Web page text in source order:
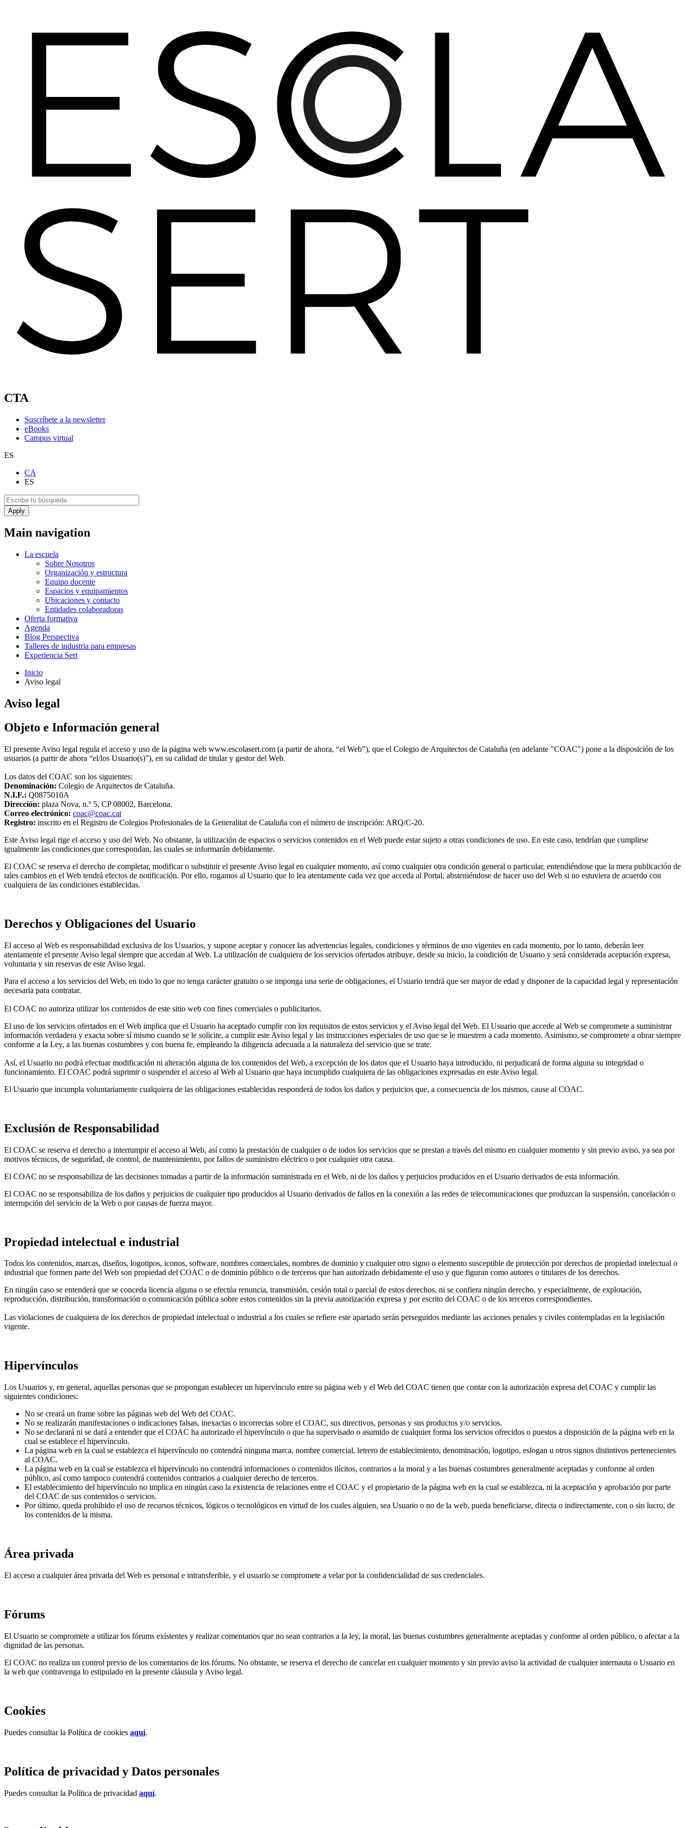
CTA
Suscríbete a la newsletter
eBooks
Campus virtual
ES
CA
ES
Main navigation
La escuela
Sobre Nosotros
Organización y estructura
Equipo docente
Espacios y equipamientos
Ubicaciones y contacto
Entidades colaboradoras
Oferta formativa
Agenda
Blog Perspectiva
Talleres de industria para empresas
Experiencia Sert
Inicio
Aviso legal
Aviso legal
Objeto e Información general
El presente Aviso legal regula el acceso y uso de la página web www.escolasert.com (a partir de ahora, “el Web”), que el Colegio de Arquitectos de Cataluña (en adelante "COAC") pone a la disposición de los
usuarios (a partir de ahora “el/los Usuario(s)”), en su calidad de titular y gestor del Web.
Los datos del COAC son los siguientes:
Denominación: Colegio de Arquitectos de Cataluña.
N.I.F.: Q0875010A
Dirección: plaza Nova, n.º 5, CP 08002, Barcelona.
Correo electrónico: coac@coac.cat
Registro: inscrito en el Registro de Colegios Profesionales de la Generalitat de Cataluña con el número de inscripción: ARQ/C-20.
Este Aviso legal rige el acceso y uso del Web. No obstante, la utilización de espacios o servicios contenidos en el Web puede estar sujeto a otras condiciones de uso. En este caso, tendrían que cumplirse
igualmente las condiciones que correspondan, las cuales se informarán debidamente.
El COAC se reserva el derecho de completar, modificar o substituir el presente Aviso legal en cualquier momento, así como cualquier otra condición general o particular, entendiéndose que la mera publicación de
tales cambios en el Web tendrá efectos de notificación. Por ello, rogamos al Usuario que lo lea atentamente cada vez que acceda al Portal, absteniéndose de hacer uso del Web si no estuviera de acuerdo con
cualquiera de las condiciones establecidas.
Derechos y Obligaciones del Usuario
El acceso al Web es responsabilidad exclusiva de los Usuarios, y supone aceptar y conocer las advertencias legales, condiciones y términos de uso vigentes en cada momento, por lo tanto, deberán leer
atentamente el presente Aviso legal siempre que accedan al Web. La utilización de cualquiera de los servicios ofertados atribuye, desde su inicio, la condición de Usuario y será considerada aceptación expresa,
voluntaria y sin reservas de este Aviso legal.
Para el acceso a los servicios del Web, en todo lo que no tenga carácter gratuito o se imponga una serie de obligaciones, el Usuario tendrá que ser mayor de edad y disponer de la capacidad legal y representación
necesaria para contratar.
El COAC no autoriza utilizar los contenidos de este sitio web con fines comerciales o publicitarios.
El uso de los servicios ofertados en el Web implica que el Usuario ha aceptado cumplir con los requisitos de estos servicios y el Aviso legal del Web. El Usuario que accede al Web se compromete a suministrar
información verdadera y exacta sobre sí mismo cuando se le solicite, a cumplir este Aviso legal y las instrucciones especiales de uso que se le muestren a cada momento. Asimismo, se compromete a obrar siempre
conforme a la Ley, a las buenas costumbres y con buena fe, empleando la diligencia adecuada a la naturaleza del servicio que se trate.
Así, el Usuario no podrá efectuar modificación ni alteración alguna de los contenidos del Web, a excepción de los datos que el Usuario haya introducido, ni perjudicará de forma alguna su integridad o
funcionamiento. El COAC podrá suprimir o suspender el acceso al Web al Usuario que haya incumplido cualquiera de las obligaciones expresadas en este Aviso legal.
El Usuario que incumpla voluntariamente cualquiera de las obligaciones establecidas responderá de todos los daños y perjuicios que, a consecuencia de los mismos, cause al COAC.
Exclusión de Responsabilidad
El COAC se reserva el derecho a interrumpir el acceso al Web, así como la prestación de cualquier o de todos los servicios que se prestan a través del mismo en cualquier momento y sin previo aviso, ya sea por
motivos técnicos, de seguridad, de control, de mantenimiento, por fallos de suministro eléctrico o por cualquier otra causa.
El COAC no se responsabiliza de las decisiones tomadas a partir de la información suministrada en el Web, ni de los daños y perjuicios producidos en el Usuario derivados de esta información.
El COAC no se responsabiliza de los daños y perjuicios de cualquier tipo producidos al Usuario derivados de fallos en la conexión a las redes de telecomunicaciones que produzcan la suspensión, cancelación o
interrupción del servicio de la Web o por causas de fuerza mayor.
Propiedad intelectual e industrial
Todos los contenidos, marcas, diseños, logotipos, iconos, software, nombres comerciales, nombres de dominio y cualquier otro signo o elemento susceptible de protección por derechos de propiedad intelectual o
industrial que formen parte del Web son propiedad del COAC o de dominio público o de terceros que han autorizado debidamente el uso y que figuran como autores o titulares de los derechos.
En ningún caso se entenderá que se conceda licencia alguna o se efectúa renuncia, transmisión, cesión total o parcial de estos derechos, ni se confiera ningún derecho, y especialmente, de explotación,
reproducción, distribución, transformación o comunicación pública sobre estos contenidos sin la previa autorización expresa y por escrito del COAC o de los terceros correspondientes.
Las violaciones de cualquiera de los derechos de propiedad intelectual o industrial a los cuales se refiere este apartado serán perseguidos mediante las acciones penales y civiles contempladas en la legislación
vigente.
Hipervínculos
Los Usuarios y, en general, aquellas personas que se propongan establecer un hipervínculo entre su página web y el Web del COAC tienen que contar con la autorización expresa del COAC y cumplir las
siguientes condiciones:
No se creará un frame sobre las páginas web del Web del COAC.
No se realizarán manifestaciones o indicaciones falsas, inexactas o incorrectas sobre el COAC, sus directivos, personas y sus productos y/o servicios.
No se declarará ni se dará a entender que el COAC ha autorizado el hipervínculo o que ha supervisado o asumido de cualquier forma los servicios ofrecidos o puestos a disposición de la página web en la
cual se establece el hipervínculo.
La página web en la cual se establezca el hipervínculo no contendrá ninguna marca, nombre comercial, letrero de establecimiento, denominación, logotipo, eslogan u otros signos distintivos pertenecientes
al COAC.
La página web en la cual se establezca el hipervínculo no contendrá informaciones o contenidos ilícitos, contrarios a la moral y a las buenas costumbres generalmente aceptadas y conforme al orden
público, así como tampoco contendrá contenidos contrarios a cualquier derecho de terceros.
El establecimiento del hipervínculo no implica en ningún caso la existencia de relaciones entre el COAC y el propietario de la página web en la cual se establezca, ni la aceptación y aprobación por parte
del COAC de sus contenidos o servicios.
Por último, queda prohibido el uso de recursos técnicos, lógicos o tecnológicos en virtud de los cuales alguien, sea Usuario o no de la web, pueda beneficiarse, directa o indirectamente, con o sin lucro, de
los contenidos de la misma.
Área privada
El acceso a cualquier área privada del Web es personal e intransferible, y el usuario se compromete a velar por la confidencialidad de sus credenciales.
Fórums
El Usuario se compromete a utilizar los fórums existentes y realizar comentarios que no sean contrarios a la ley, la moral, las buenas costumbres generalmente aceptadas y conforme al orden público, o afectar a la
dignidad de las personas.
El COAC no realiza un control previo de los comentarios de los fórums. No obstante, se reserva el derecho de cancelar en cualquier momento y sin previo aviso la actividad de cualquier internauta o Usuario en
la web que contravenga lo estipulado en la presente cláusula y Aviso legal.
Cookies
Puedes consultar la Política de cookies aquí.
Política de privacidad y Datos personales
Puedes consultar la Política de privacidad aquí.